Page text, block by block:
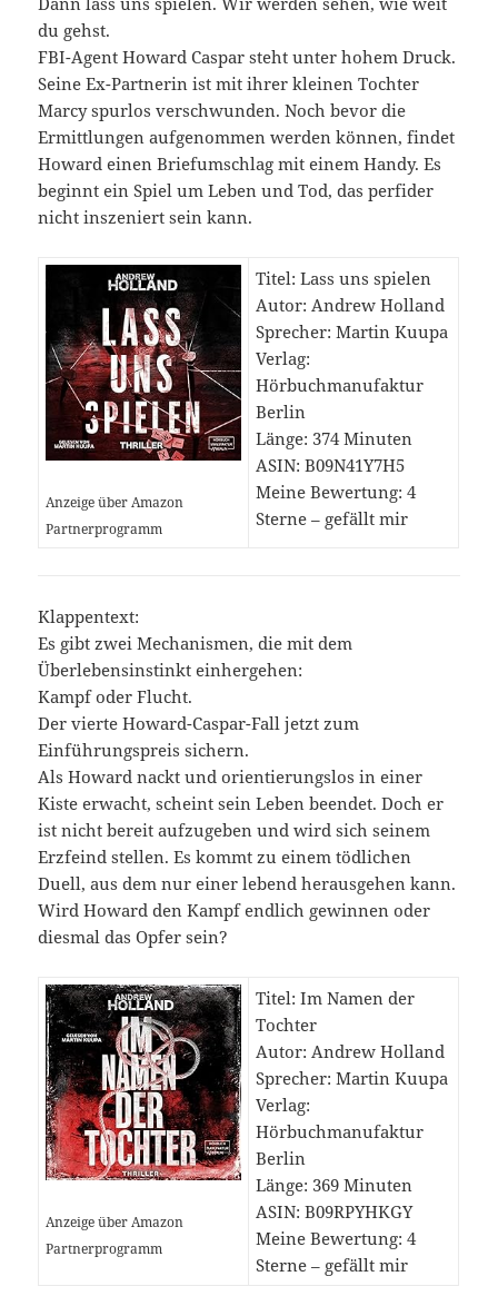
du gehst.
FBI-Agent Howard Caspar steht unter hohem Druck.
Seine Ex-Partnerin ist mit ihrer kleinen Tochter
Marcy spurlos verschwunden. Noch bevor die
Ermittlungen aufgenommen werden können, findet
Howard einen Briefumschlag mit einem Handy. Es
beginnt ein Spiel um Leben und Tod, das perfider
nicht inszeniert sein kann.
Anzeige über Amazon
Partnerprogramm
Titel: Lass uns spielen
Autor: Andrew Holland
Sprecher: Martin Kuupa
Verlag:
Hörbuchmanufaktur
Berlin
Länge: 374 Minuten
ASIN: B09N41Y7H5
Meine Bewertung: 4
Sterne – gefällt mir
Klappentext:
Es gibt zwei Mechanismen, die mit dem
Überlebensinstinkt einhergehen:
Kampf oder Flucht.
Der vierte Howard-Caspar-Fall jetzt zum
Einführungspreis sichern.
Als Howard nackt und orientierungslos in einer
Kiste erwacht, scheint sein Leben beendet. Doch er
ist nicht bereit aufzugeben und wird sich seinem
Erzfeind stellen. Es kommt zu einem tödlichen
Duell, aus dem nur einer lebend herausgehen kann.
Wird Howard den Kampf endlich gewinnen oder
diesmal das Opfer sein?
Anzeige über Amazon
Partnerprogramm
Titel: Im Namen der
Tochter
Autor: Andrew Holland
Sprecher: Martin Kuupa
Verlag:
Hörbuchmanufaktur
Berlin
Länge: 369 Minuten
ASIN: B09RPYHKGY
Meine Bewertung: 4
Sterne – gefällt mir